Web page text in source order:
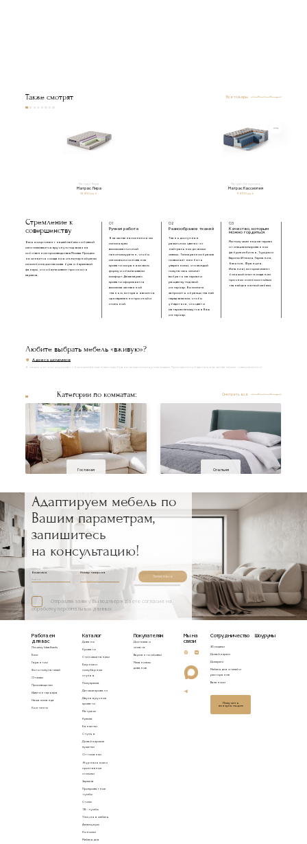
Также смотрят Все товары
Матрас Лира
Матрас Лира
38 400 руб.
Матрас Кассиопея
Матрас Кассиопея
94 100 руб.
Стремление к
совершенству
Весь ассортимент нашей мебели с обивкой
изготавливается вручную под заказ на
собственном производстве в Москве. Процесс
начинается с создания инженерной рамы
из комбинации массива бука и березовой
фанеры, что обеспечивает прочность
каркаса.
01
Ручная работа
В качестве наполнения мы
используем
высокоэластичный
пенополиуретан, чтобы
изголовье и основание
кровати сохраняли свою
форму и обеспечивали
комфорт. Далее каркас
кровати оформляется
высококачественной
тканью, которая является
одновременно прочной и
стильной.
02
Разнообразие тканей
Ткань доступна в
различных цветах: от
нейтральных до самых
смелых. Такое разнообразие
позволяет нам быть
уверенными, что каждый
покупатель сможет
выбрать материал и
расцветку под свой
интерьер. Вы можете
запросить образцы тканей
перед заказом, чтобы
убедиться, что цвет и
материал впишутся в Ваш
интерьер.
03
Качество, которым
можно гордиться
Мы получаем наш материал
от специализированных
фабрик из Китая, Турции и
Европы (Италия, Германия,
Бельгия, Франция,
Испания), которые имеют
большой опыт в создании
прочных и износостойких
тканей для мягкой мебели.
Любите выбрать мебель «вживую»?
Адреса шоурумов
В наших уютных шоурумах с большим вниманием подобраны самые популярные модели. Приходите и убедитесь в качестве наших товаров лично!
Категории по комнатам: Смотреть все
Гостиная Спальня
Адаптируем мебель по
Вашим параметрам,
запишитесь
на консультацию!
Ваше имя Номер телефона
Записаться
Отправляя заявку, Вы подтверждаете согласие на
обработку персональных данных
Работаем
для вас
Почему Idealbeds
Блог
Гарантии
Фото покупателей
Отзывы
Производство
Идеи интерьера
Наша команда
Контакты
Каталог
Диваны
Кровати
Стеновые панели
Барные и
полубарные
стулья
Полукресла
Детские кровати
Двухъярусные
кровати
Матрасы
Кресла
Банкетки
Стулья
Дизайнерские
кушетки
Оттоманки
Журнальные и
приставные
столики
Зеркала
Прикроватные
тумбы
Столы
ТВ - тумбы
Уличная мебель
Аксессуары
Консоли
Мебель для
Покупателям
Доставка и
оплата
Варианты обивки
Механизмы
диванов
Мы на
связи
Сотрудничество
3D модели
Дизайнерам
Дилерам
Мебель для отелей и
ресторанов
Вакансии
Получить
консультацию
Шоурумы